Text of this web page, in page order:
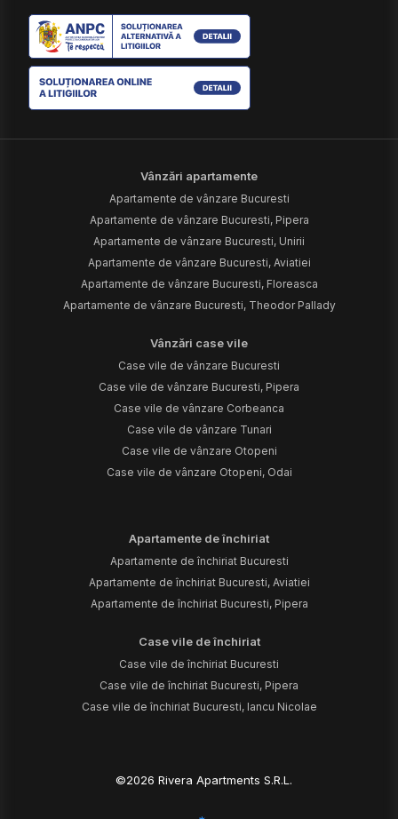
Vânzări apartamente
Apartamente de vânzare Bucuresti
Apartamente de vânzare Bucuresti, Pipera
Apartamente de vânzare Bucuresti, Unirii
Apartamente de vânzare Bucuresti, Aviatiei
Apartamente de vânzare Bucuresti, Floreasca
Apartamente de vânzare Bucuresti, Theodor Pallady
Vânzări case vile
Case vile de vânzare Bucuresti
Case vile de vânzare Bucuresti, Pipera
Case vile de vânzare Corbeanca
Case vile de vânzare Tunari
Case vile de vânzare Otopeni
Case vile de vânzare Otopeni, Odai
Apartamente de închiriat
Apartamente de închiriat Bucuresti
Apartamente de închiriat Bucuresti, Aviatiei
Apartamente de închiriat Bucuresti, Pipera
Case vile de închiriat
Case vile de închiriat Bucuresti
Case vile de închiriat Bucuresti, Pipera
Case vile de închiriat Bucuresti, Iancu Nicolae
©2026 Rivera Apartments S.R.L.